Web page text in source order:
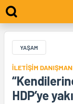
YAŞAM
İLETİŞİM
HDP’ye